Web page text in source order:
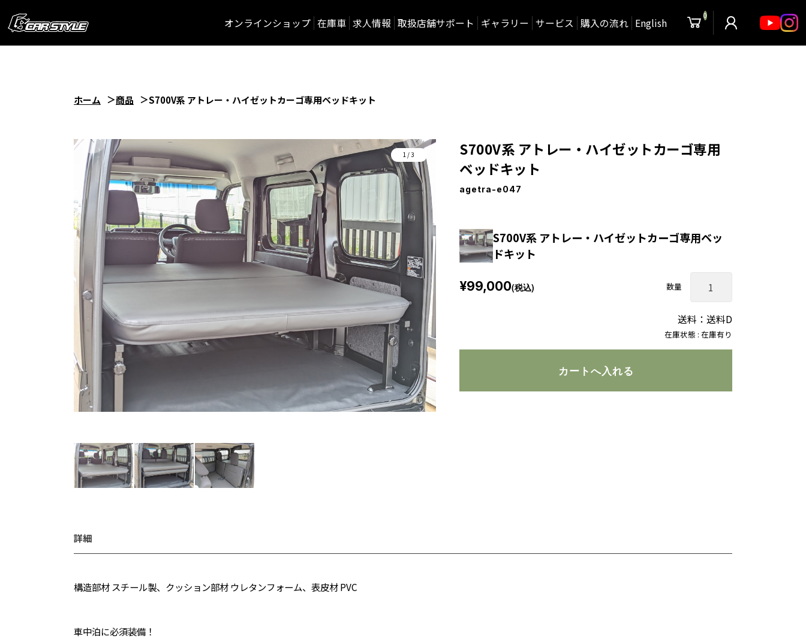
オンラインショップ 在庫車 求人情報 取扱店舗サポート ギャラリー サービス 購入の流れ English
0
ホーム 商品 S700V系 アトレー・ハイゼットカーゴ専用ベッドキット
1/3
S700V系 アトレー・ハイゼットカーゴ専用
ベッドキット
agetra-e047
S700V系 アトレー・ハイゼットカーゴ専用ベッ
ドキット
在庫状態 : 在庫有り
¥99,000(税込) 数量
送料：送料D
詳細
構造部材 スチール製、クッション部材 ウレタンフォーム、表皮材 PVC
車中泊に必須装備！